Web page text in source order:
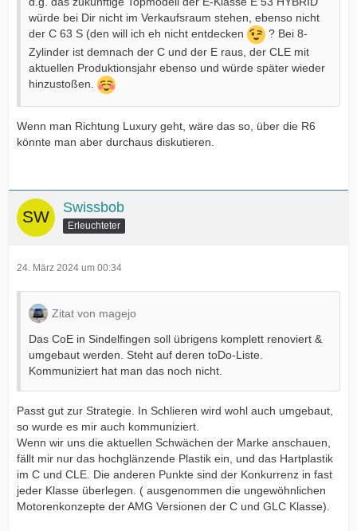
würde bei Dir nicht im Verkaufsraum stehen, ebenso nicht
der C 63 S (den will ich eh nicht entdecken
? Bei 8-
Zylinder ist demnach der C und der E raus, der CLE mit
aktuellen Produktionsjahr ebenso und würde später wieder
hinzustoßen.
Wenn man Richtung Luxury geht, wäre das so, über die R6
könnte man aber durchaus diskutieren.
Swissbob
Erleuchteter
24. März 2024 um 00:34
Zitat von magejo
Das CoE in Sindelfingen soll übrigens komplett renoviert &
umgebaut werden. Steht auf deren toDo-Liste.
Kommuniziert hat man das noch nicht.
Passt gut zur Strategie. In Schlieren wird wohl auch umgebaut,
so wurde es mir auch kommuniziert.
Wenn wir uns die aktuellen Schwächen der Marke anschauen,
fällt mir nur das hochglänzende Plastik ein, und das Hartplastik
im C und CLE. Die anderen Punkte sind der Konkurrenz in fast
jeder Klasse überlegen. ( ausgenommen die ungewöhnlichen
Motorenkonzepte der AMG Versionen der C und GLC Klasse).